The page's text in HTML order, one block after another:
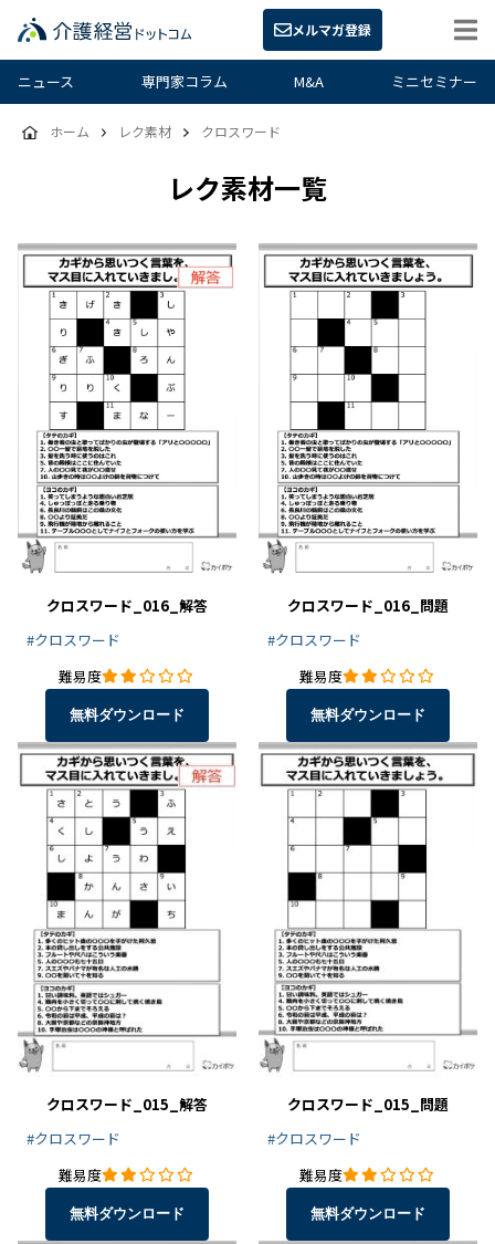
メルマガ登録
ニュース 専門家コラム M&A ミニセミナー
レク素材一覧
ホーム レク素材 クロスワード
クロスワード_016_解答
#クロスワード
難易度
無料ダウンロード
クロスワード_016_問題
#クロスワード
難易度
無料ダウンロード
クロスワード_015_解答
#クロスワード
難易度
無料ダウンロード
クロスワード_015_問題
#クロスワード
難易度
無料ダウンロード